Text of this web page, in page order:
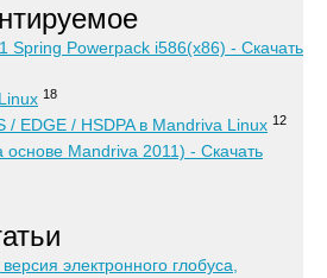
Spring Powerpack i586(x86) - Скачать
18
/ EDGE / HSDPA в Mandriva Linux 12
Mandriva 2011) - Скачать
электронного глобуса,